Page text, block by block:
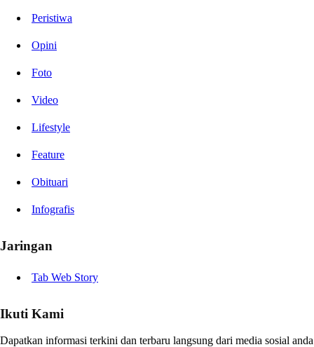
Peristiwa
Opini
Foto
Video
Lifestyle
Feature
Obituari
Infografis
Jaringan
Tab Web Story
Ikuti Kami
Dapatkan informasi terkini dan terbaru langsung dari media sosial anda